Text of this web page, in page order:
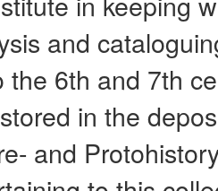
and
the 6th and 7th
in the
and